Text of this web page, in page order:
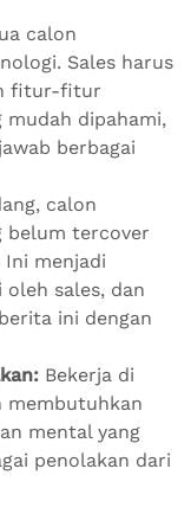
calon
Sales harus
fitur-fitur
mudah dipahami,
berbagai
calon
belum tercover
menjadi
sales, dan
ini dengan
Bekerja di
membutuhkan
mental yang
penolakan dari